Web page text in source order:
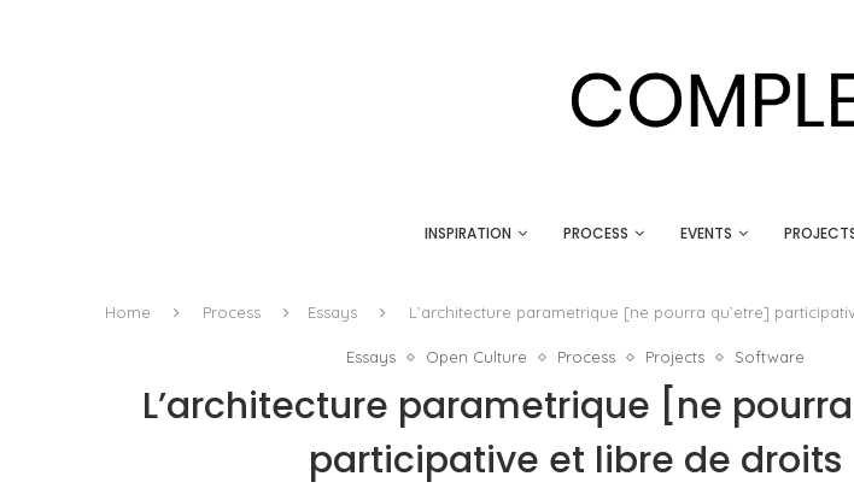
INSPIRATION PROCESS EVENTS
Home Process Essays L’architecture parametrique [ne pourra qu’etre]
Essays Open Culture Process Projects Software
L’architecture parametrique [ne pourra
participative et libre de droits